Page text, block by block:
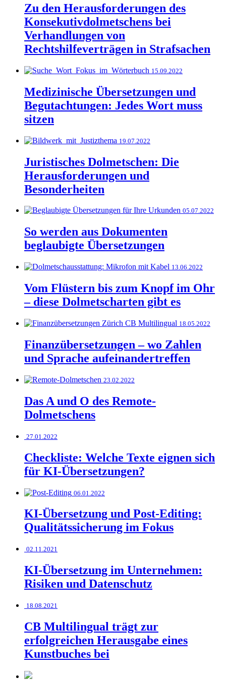
Zu den Herausforderungen des
Konsekutivdolmetschens bei
Verhandlungen von
Rechtshilfeverträgen in Strafsachen
15.09.2022
Medizinische Übersetzungen und
Begutachtungen: Jedes Wort muss
sitzen
19.07.2022
Juristisches Dolmetschen: Die
Herausforderungen und
Besonderheiten
05.07.2022
So werden aus Dokumenten
beglaubigte Übersetzungen
13.06.2022
Vom Flüstern bis zum Knopf im Ohr
– diese Dolmetscharten gibt es
18.05.2022
Finanzübersetzungen – wo Zahlen
und Sprache aufeinandertreffen
23.02.2022
Das A und O des Remote-
Dolmetschens
27.01.2022
Checkliste: Welche Texte eignen sich
für KI-Übersetzungen?
06.01.2022
KI-Übersetzung und Post-Editing:
Qualitätssicherung im Fokus
02.11.2021
KI-Übersetzung im Unternehmen:
Risiken und Datenschutz
18.08.2021
CB Multilingual trägt zur
erfolgreichen Herausgabe eines
Kunstbuches bei